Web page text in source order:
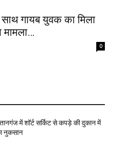
गायब युवक का मिला
मामला…
0
में शॉर्ट सर्किट से कपड़े की दुकान में
नुकसान